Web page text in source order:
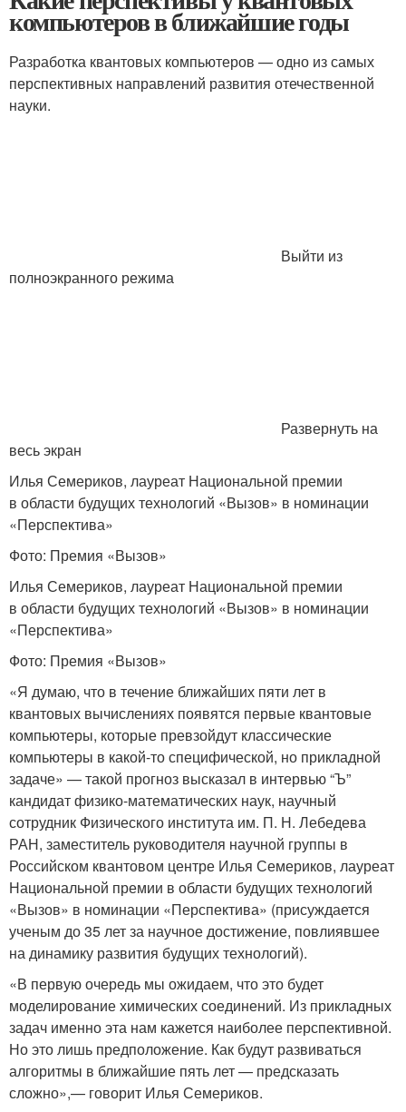
компьютеров в ближайшие годы
Разработка квантовых компьютеров — одно из самых
перспективных направлений развития отечественной
науки.
Выйти из
полноэкранного режима
Развернуть на
весь экран
Илья Семериков, лауреат Национальной премии
в области будущих технологий «Вызов» в номинации
«Перспектива»
Фото: Премия «Вызов»
Илья Семериков, лауреат Национальной премии
в области будущих технологий «Вызов» в номинации
«Перспектива»
Фото: Премия «Вызов»
«Я думаю, что в течение ближайших пяти лет в
квантовых вычислениях появятся первые квантовые
компьютеры, которые превзойдут классические
компьютеры в какой-то специфической, но прикладной
задаче» — такой прогноз высказал в интервью “Ъ”
кандидат физико-математических наук, научный
сотрудник Физического института им. П. Н. Лебедева
РАН, заместитель руководителя научной группы в
Российском квантовом центре Илья Семериков, лауреат
Национальной премии в области будущих технологий
«Вызов» в номинации «Перспектива» (присуждается
ученым до 35 лет за научное достижение, повлиявшее
на динамику развития будущих технологий).
«В первую очередь мы ожидаем, что это будет
моделирование химических соединений. Из прикладных
задач именно эта нам кажется наиболее перспективной.
Но это лишь предположение. Как будут развиваться
алгоритмы в ближайшие пять лет — предсказать
сложно»,— говорит Илья Семериков.